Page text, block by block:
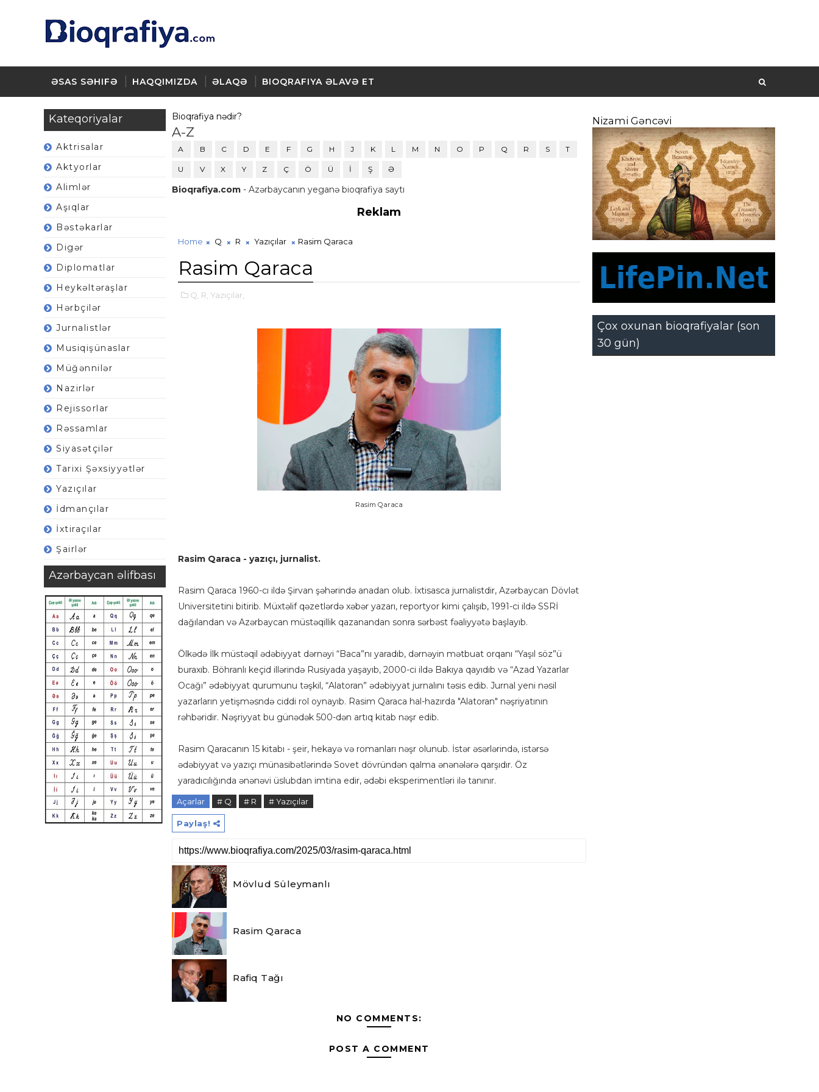
ƏSAS SƏHIFƏ HAQQIMIZDA ƏLAQƏ BIOQRAFIYA ƏLAVƏ ET
Kateqoriyalar
Aktrisalar
Aktyorlar
Alimlər
Aşıqlar
Bəstəkarlar
Digər
Diplomatlar
Heykəltəraşlar
Hərbçilər
Jurnalistlər
Musiqişünaslar
Müğənnilər
Nazirlər
Rejissorlar
Rəssamlar
Siyasətçilər
Tarixi Şəxsiyyətlər
Yazıçılar
İdmançılar
İxtiraçılar
Şairlər
Azərbaycan əlifbası
Bioqrafiya nədir?
A-Z
A B C D E F G H J K L M N O P Q R S T
U V X Y Z Ç Ö Ü İ Ş Ə
Bioqrafiya.com - Azərbaycanın yeganə bioqrafiya saytı
Reklam
Home Q R Yazıçılar Rasim Qaraca
Rasim Qaraca
Q, R, Yazıçılar,
Rasim Qaraca
Rasim Qaraca - yazıçı, jurnalist.
Rasim Qaraca 1960-cı ildə Şirvan şəhərində anadan olub. İxtisasca jurnalistdir, Azərbaycan Dövlət
Universitetini bitirib. Müxtəlif qəzetlərdə xəbər yazarı, reportyor kimi çalışıb, 1991-ci ildə SSRİ
dağılandan və Azərbaycan müstəqillik qazanandan sonra sərbəst fəaliyyətə başlayıb.
Ölkədə İlk müstəqil ədəbiyyat dərnəyi “Baca”nı yaradıb, dərnəyin mətbuat orqanı “Yaşıl söz”ü
buraxıb. Böhranlı keçid illərində Rusiyada yaşayıb, 2000-ci ildə Bakıya qayıdıb və “Azad Yazarlar
Ocağı” ədəbiyyat qurumunu təşkil, “Alatoran” ədəbiyyat jurnalını təsis edib. Jurnal yeni nəsil
yazarların yetişməsndə ciddi rol oynayıb. Rasim Qaraca hal-hazırda "Alatoran" nəşriyatının
rəhbəridir. Nəşriyyat bu günədək 500-dən artıq kitab nəşr edib.
Rasim Qaracanın 15 kitabı - şeir, hekayə və romanları nəşr olunub. İstər əsərlərində, istərsə
ədəbiyyat və yazıçı münasibətlərində Sovet dövründən qalma ənənələrə qarşıdır. Öz
yaradıcılığında ənənəvi üslubdan imtina edir, ədəbi eksperimentləri ilə tanınır.
Açarlar # Q # R # Yazıçılar
Paylaş!
Mövlud Süleymanlı
Rasim Qaraca
Rafiq Tağı
NO COMMENTS:
POST A COMMENT
Nizami Gəncəvi
Çox oxunan bioqrafiyalar (son
30 gün)